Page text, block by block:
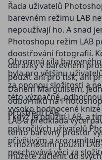
Řada uživatelů
barevném režimu LAB
nepoužívají ho. A snad
Photoshopu režim LAB
doostřování fotografií.
obrázky v barevném
použít ani pro tisk, ani
Danem Margulisem,
odborníků na
prostředí LAB.
Ohromná síla
byla pro většinu
za oponou složitosti a
této význačné,
vysoko hodnocené
LAB a předkládá
tento barevný prostor
s možnostmi použití
můžete začlenit do
I když je použití LAB, a
pokročilých uživatelů
přívětivým a
neschovává věci za